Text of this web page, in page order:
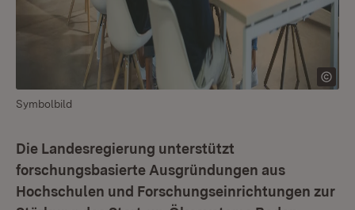
Symbolbild
Die Landesregierung unterstützt
forschungsbasierte Ausgründungen aus
Hochschulen und Forschungseinrichtungen zur